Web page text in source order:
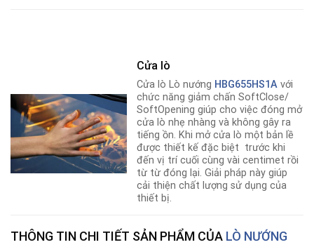
Cửa lò
Cửa lò Lò nướng HBG655HS1A với
chức năng giảm chấn SoftClose/
SoftOpening giúp cho việc đóng mở
cửa lò nhẹ nhàng và không gây ra
tiếng ồn. Khi mở cửa lò một bản lề
được thiết kế đặc biệt trước khi
đến vị trí cuối cùng vài centimet rồi
từ từ đóng lại. Giải pháp này giúp
cải thiện chất lượng sử dụng của
thiết bị.
THÔNG TIN CHI TIẾT SẢN PHẨM CỦA LÒ NƯỚNG